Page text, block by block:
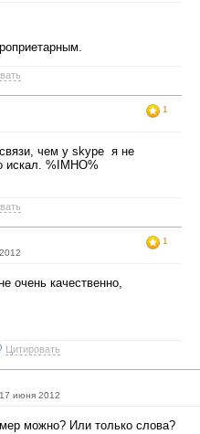
1
чем у skype я не
искал. %IMHO%
1
очень качественно,
Цитировать
июня 2012
можно? Или только слова?